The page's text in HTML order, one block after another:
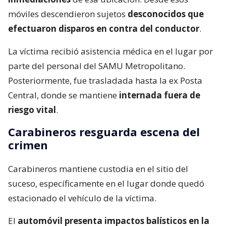
móviles descendieron sujetos desconocidos que
efectuaron disparos en contra del conductor.
La víctima recibió asistencia médica en el lugar por
parte del personal del SAMU Metropolitano.
Posteriormente, fue trasladada hasta la ex Posta
Central, donde se mantiene internada fuera de
riesgo vital.
Carabineros resguarda escena del
crimen
Carabineros mantiene custodia en el sitio del
suceso, específicamente en el lugar donde quedó
estacionado el vehículo de la víctima.
El automóvil presenta impactos balísticos en la